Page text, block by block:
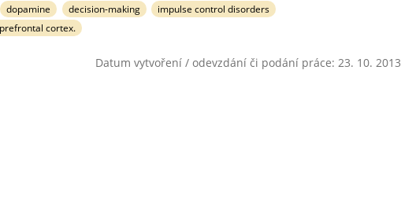
dopamine decision-making
impulse control disorders
cortex.
Datum vytvoření / odevzdání či podání práce: 23. 10. 2013